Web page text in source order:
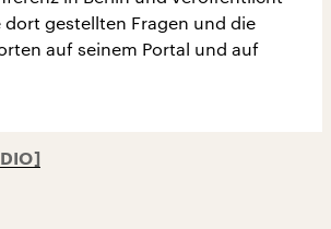
dort gestellten Fragen und die
auf seinem Portal und auf